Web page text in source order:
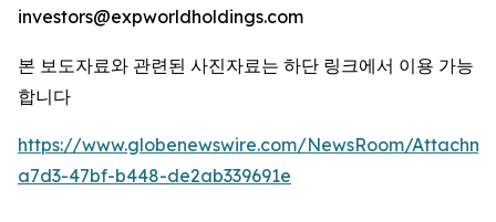
investors@expworldholdings.com
본 보도자료와 관련된 사진자료는 하단 링크에서 이용 가능
합니다
https://www.globenewswire.com/NewsRoom/
a7d3-47bf-b448-de2ab339691e